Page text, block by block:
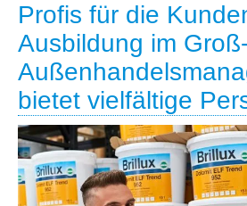
Profis für die
Ausbildung im
bietet vielfältige